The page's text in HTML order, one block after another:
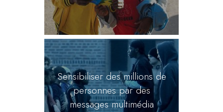
Sensibiliser des millions de
personnes par des
messages multimédia